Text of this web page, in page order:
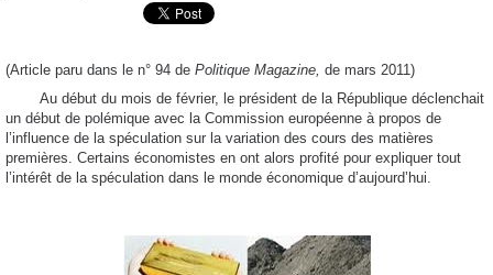
(Article paru dans le n° 94 de Politique Magazine, de mars 2011)
Au début du mois de février, le président de la République déclenchait
un début de polémique avec la Commission européenne à propos de
l’influence de la spéculation sur la variation des cours des matières
premières. Certains économistes en ont alors profité pour expliquer tout
l’intérêt de la spéculation dans le monde économique d’aujourd’hui.